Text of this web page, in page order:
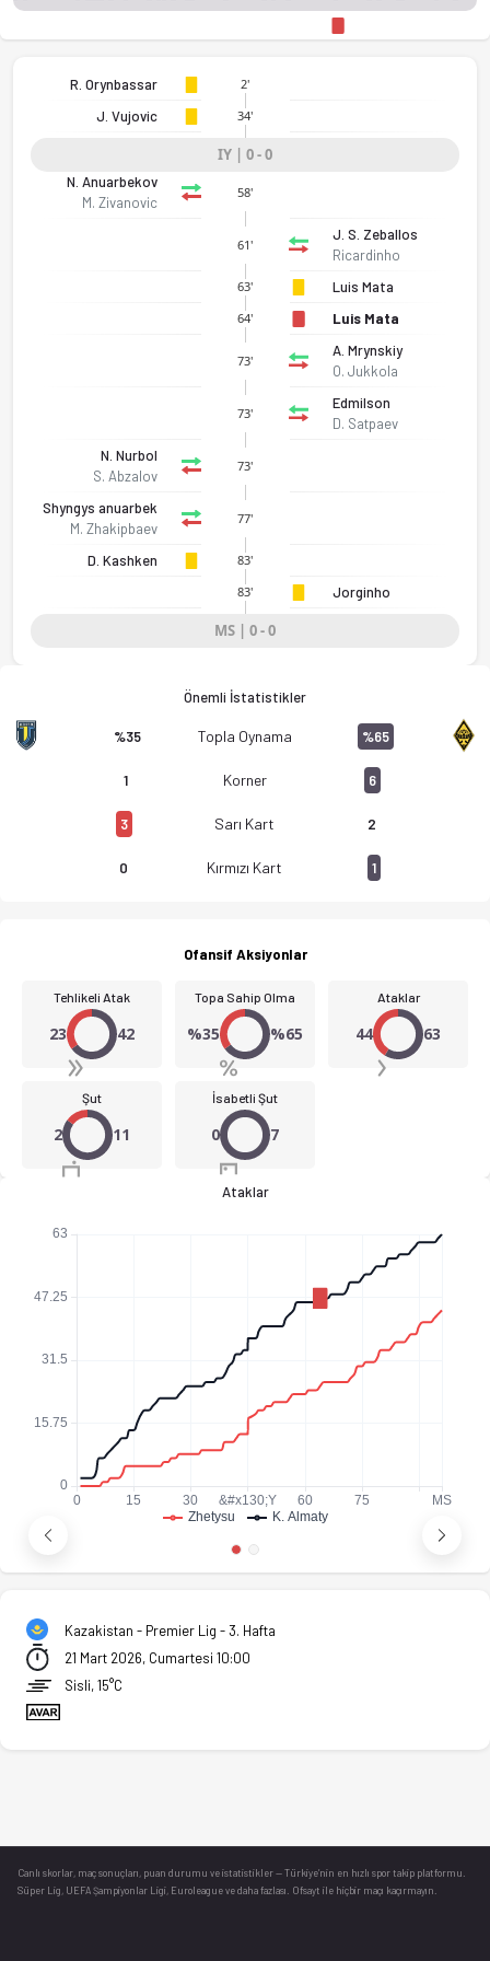
Zhetysu Taldykorgan - FC Kairat Almaty 0-0 bitti. Gol
R. Orynbassar 2'
J. Vujovic 34'
IY | 0 - 0
N. Anuarbekov
M. Zivanovic
58'
61'
J. S. Zeballos
Ricardinho
63' Luis Mata
64' Luis Mata
73'
A. Mrynskiy
O. Jukkola
73'
Edmilson
D. Satpaev
N. Nurbol
S. Abzalov
73'
Shyngys anuarbek
M. Zhakipbaev
77'
D. Kashken
83'
83'
Jorginho
MS | 0 - 0
Önemli İstatistikler
%35 Topla Oynama %65
1 Korner 6
3 Sarı Kart 2
0 Kırmızı Kart 1
Ofansif Aksiyonlar
Tehlikeli Atak
23 42
Topa Sahip Olma
%35 %65
Ataklar
44 63
Şut
2 11
İsabetli Şut
0 7
Ataklar
Kazakistan - Premier Lig - 3. Hafta
21 Mart 2026, Cumartesi 10:00
Sisli, 15°C
Canlı skorlar , maç sonuçları, puan durumu ve istatistikler — Türkiye’nin en hızlı spor takip platformu.
Süper Lig, UEFA Şampiyonlar Ligi, Euroleague ve daha fazlası. Ofsayt ile hiçbir maçı kaçırmayın.